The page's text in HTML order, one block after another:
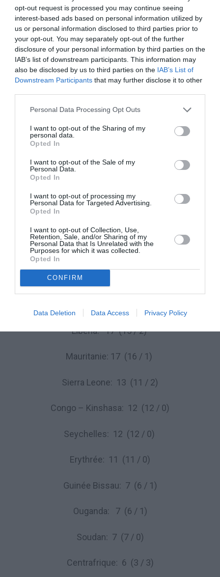
opt-out request is processed you may continue seeing
interest-based ads based on personal information utilized by
us or personal information disclosed to third parties prior to
your opt-out. You may separately opt-out of the further
disclosure of your personal information by third parties on the
IAB’s list of downstream participants. This information may
also be disclosed by us to third parties on the IAB’s List of
Downstream Participants that may further disclose it to other
Personal Data Processing Opt Outs
I want to opt-out of the Sharing of my
personal data.
Opted In
I want to opt-out of the Sale of my
Personal Data.
Opted In
I want to opt-out of processing my
Personal Data for Targeted Advertising.
Opted In
I want to opt-out of Collection, Use,
Retention, Sale, and/or Sharing of my
Personal Data that Is Unrelated with the
Purposes for which it was collected.
Opted In
CONFIRM
Data Deletion Data Access Privacy Policy
Kenya: 69 (66 / 3)
Niger: 63 (48 / 15)
Togo: 57 (44 / 13)
Gambie: 22 (20 / 2)
Mali 34 (27 / 7)
Bénin: 30 (27 / 3)
Madagascar: 24 (23 / 1)
Tanzanie: 24 (20 / 4)
Liberia: 17 (15 / 2)
Mauritanie: 17 (16 / 1)
Sierra Leone: 13 (11 / 2)
Congo – Kinshasa: 12 (12 / 0)
Seychelles: 12 (12 / 0)
Erythrée: 11 (11 / 0)
Guinée Bissau: 7 (6 / 1)
Ouganda: 7 (6 / 1)
Soudan: 7 (7 / 0)
Centrafrique: 6 (3 / 3)